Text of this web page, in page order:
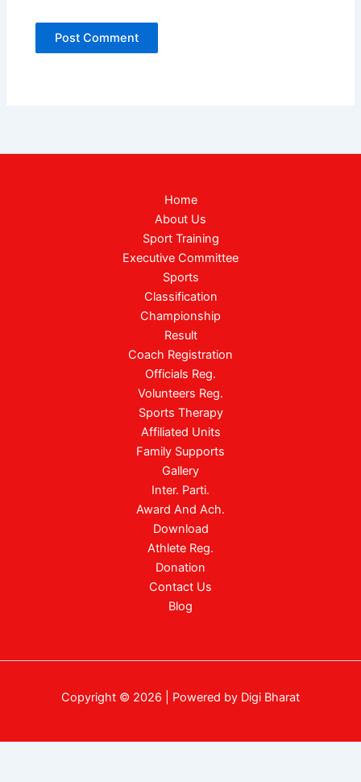
Home
About Us
Sport Training
Executive Committee
Sports
Classification
Championship
Result
Coach Registration
Officials Reg.
Volunteers Reg.
Sports Therapy
Affiliated Units
Family Supports
Gallery
Inter. Parti.
Award And Ach.
Download
Athlete Reg.
Donation
Contact Us
Blog
Copyright © 2026 | Powered by Digi Bharat